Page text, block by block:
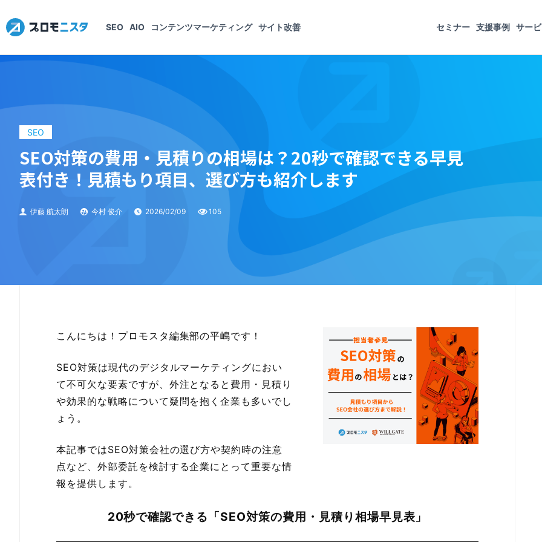
SEO AIO コンテンツマーケティング サイト改善 セミナー 支援事例 サー
SEO
SEO対策の費用・見積りの相場は？20秒で確認できる早見
表付き！見積もり項目、選び方も紹介します
伊藤 航太朗 今村 俊介 2026/02/09 105
こんにちは！プロモスタ編集部の平嶋です！
SEO対策は現代のデジタルマーケティングにおい
て不可欠な要素ですが、外注となると費用・見積り
や効果的な戦略について疑問を抱く企業も多いでし
ょう。
本記事ではSEO対策会社の選び方や契約時の注意
点など、外部委託を検討する企業にとって重要な情
報を提供します。
20秒で確認できる「SEO対策の費用・見積り相場早見表」